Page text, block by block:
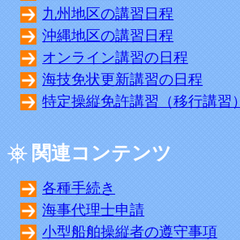
九州地区の講習日程
沖縄地区の講習日程
オンライン講習の日程
海技免状更新講習の日程
特定操縦免許講習（移行講習）
関連コンテンツ
各種手続き
海事代理士申請
小型船舶操縦者の遵守事項